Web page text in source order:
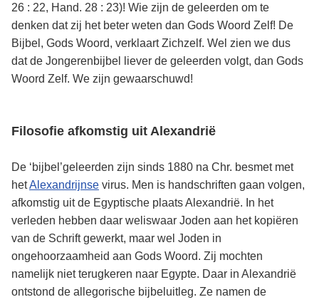
26 : 22, Hand. 28 : 23)! Wie zijn de geleerden om te
denken dat zij het beter weten dan Gods Woord Zelf! De
Bijbel, Gods Woord, verklaart Zichzelf. Wel zien we dus
dat de Jongerenbijbel liever de geleerden volgt, dan Gods
Woord Zelf. We zijn gewaarschuwd!
Filosofie afkomstig uit Alexandrië
De ‘bijbel’geleerden zijn sinds 1880 na Chr. besmet met
hetAlexandrijnse virus. Men is handschriften gaan volgen,
afkomstig uit de Egyptische plaats Alexandrië. In het
verleden hebben daar weliswaar Joden aan het kopiëren
van de Schrift gewerkt, maar wel Joden in
ongehoorzaamheid aan Gods Woord. Zij mochten
namelijk niet terugkeren naar Egypte. Daar in Alexandrië
ontstond de allegorische bijbeluitleg. Ze namen de